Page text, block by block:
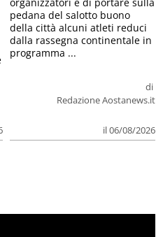
di
Redazione Aostanews.it
il 06/08/2026
pedana del salotto buono
della città alcuni atleti reduci
dalla rassegna continentale in
programma ...